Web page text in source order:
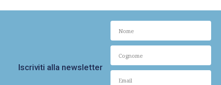
Iscriviti alla newsletter